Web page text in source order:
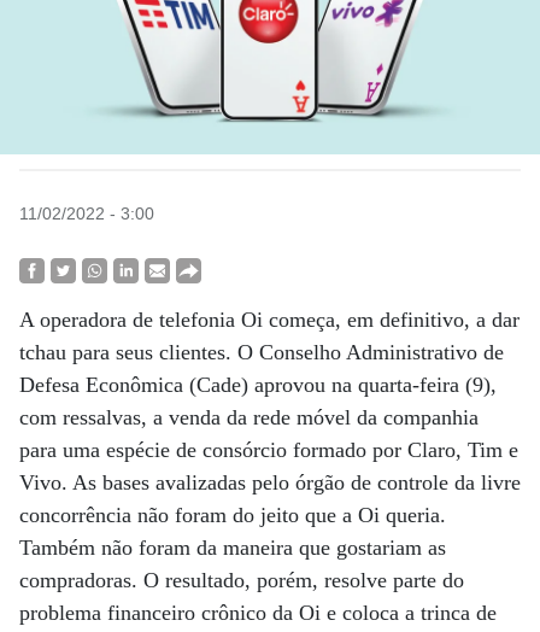
11/02/2022 - 3:00
A operadora de telefonia Oi começa, em definitivo, a dar
tchau para seus clientes. O Conselho Administrativo de
Defesa Econômica (Cade) aprovou na quarta-feira (9),
com ressalvas, a venda da rede móvel da companhia
para uma espécie de consórcio formado por Claro, Tim e
Vivo. As bases avalizadas pelo órgão de controle da livre
concorrência não foram do jeito que a Oi queria.
Também não foram da maneira que gostariam as
compradoras. O resultado, porém, resolve parte do
problema financeiro crônico da Oi e coloca a trinca de